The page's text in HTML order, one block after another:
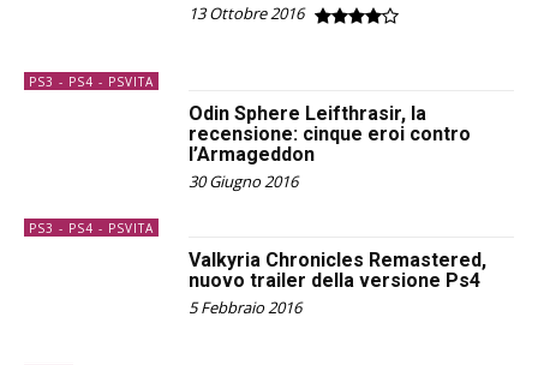
PS3 - PS4 - PSVITA
13 Ottobre 2016
PS3 - PS4 - PSVITA
Odin Sphere Leifthrasir, la
recensione: cinque eroi contro
l’Armageddon
30 Giugno 2016
Valkyria Chronicles Remastered,
nuovo trailer della versione Ps4
5 Febbraio 2016